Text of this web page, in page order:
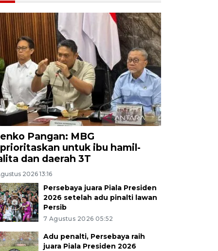
Pangan: MBG
untuk ibu hamil-
dan daerah 3T
2026 13:16
Persebaya juara Piala Presiden
2026 setelah adu pinalti lawan
Persib
7 Agustus 2026 05:52
Adu penalti, Persebaya raih
juara Piala Presiden 2026